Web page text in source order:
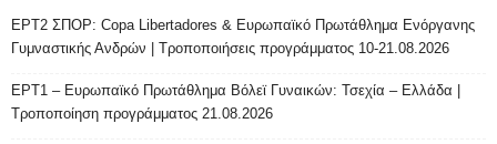
ΕΡΤ2 ΣΠΟΡ: Copa Libertadores & Ευρωπαϊκό Πρωτάθλημα Ενόργανης
Γυμναστικής Ανδρών | Τροποποιήσεις προγράμματος 10-21.08.2026
ΕΡΤ1 – Ευρωπαϊκό Πρωτάθλημα Βόλεϊ Γυναικών: Τσεχία – Ελλάδα |
Τροποποίηση προγράμματος 21.08.2026